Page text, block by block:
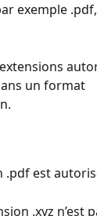
exemple
un format
.pdf est
.xyz n’est